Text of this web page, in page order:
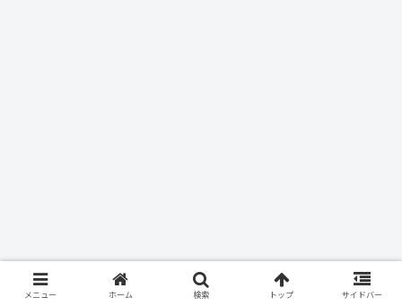
メニュー ホーム 検索 トップ サイドバー